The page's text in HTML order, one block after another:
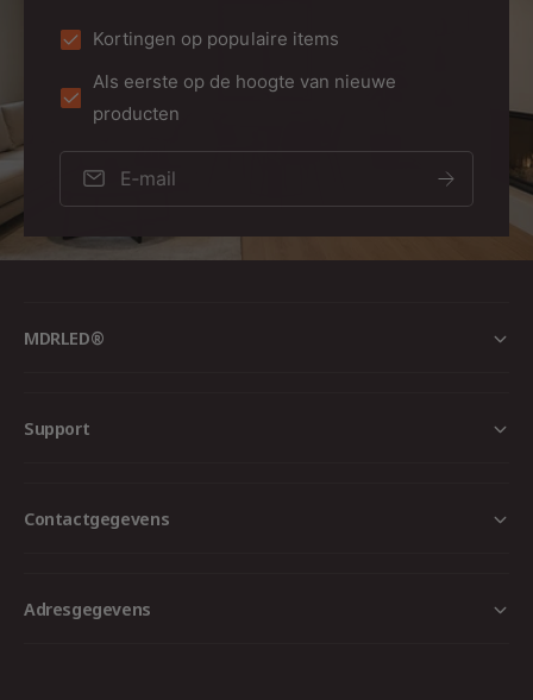
Kortingen op populaire items
Als eerste op de hoogte van nieuwe
producten
E‑mail
MDRLED®
Support
Contactgegevens
Adresgegevens